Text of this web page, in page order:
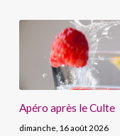
Apéro après le Culte
dimanche, 16 août 2026